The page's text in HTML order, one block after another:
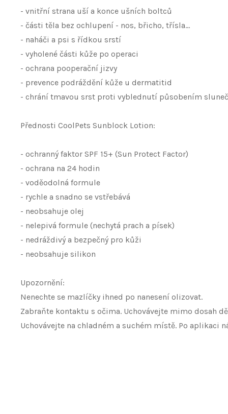
- vnitřní strana uší a konce ušních boltců
- části těla bez ochlupení - nos, břicho, třísla...
- naháči a psi s řídkou srstí
- vyholené části kůže po operaci
- ochrana pooperační jizvy
- prevence podráždění kůže u dermatitid
- chrání tmavou srst proti vyblednutí působením
Přednosti CoolPets Sunblock Lotion:
- ochranný faktor SPF 15+ (Sun Protect Factor)
- ochrana na 24 hodin
- voděodolná formule
- rychle a snadno se vstřebává
- neobsahuje olej
- nelepivá formule (nechytá prach a písek)
- nedráždivý a bezpečný pro kůži
- neobsahuje silikon
Upozornění:
Nenechte se mazlíčky ihned po nanesení olizovat.
Zabraňte kontaktu s očima. Uchovávejte mimo dosah
Uchovávejte na chladném a suchém místě. Po aplikaci